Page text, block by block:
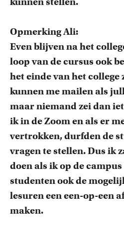
Opmerking Ali:
Even blijven na het
loop van de cursus ook
het einde van het
kunnen me mailen als
maar niemand zei dan
ik in de Zoom en als er
vertrokken, durfden de
vragen te stellen. Dus ik
doen als ik op de
studenten ook de
lesuren een een-op-een
maken.